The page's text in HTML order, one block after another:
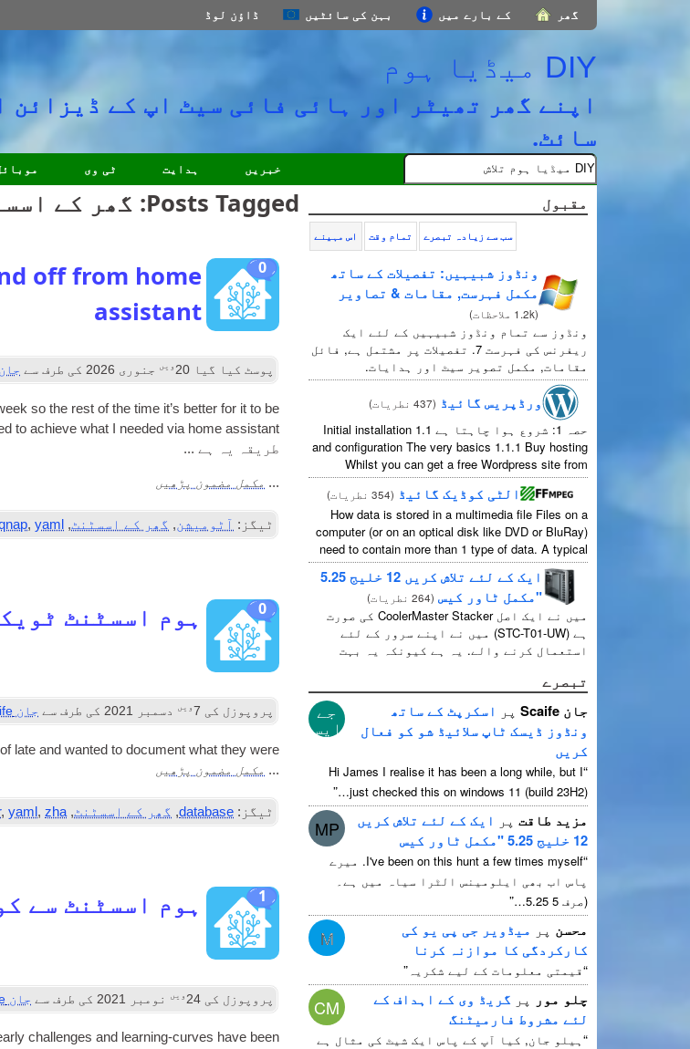
گھر کے بارے میں بہن کی سائٹیں ڈاؤن لوڈ
DIY میڈیا ہوم
اپنے گھر تھیٹر اور ہائی فائی سیٹ اپ کے
سائٹ.
ٹی وی ہدایت خبریں
Posts Tagged
: گھر کے
0
off from home
assistant
پوسٹ کیا گیا 20 ویں جنوری 2026 کی طرف سے جان Scaife
so the rest of the time it’s bet­ter for it to be
to achieve what I needed via home assist­ant
طریقہ یہ ہے ...
... مکمل مضمون پڑھیں
ٹیگز: آٹومیشن, گھر کے اسسٹنٹ,
,yaml
0 ہوم اسسٹنٹ
پروپوزل کی 7ویں دسمبر 2021 کی طرف سے جان Scaife
late and wanted to doc­u­ment what they were
... مکمل مضمون پڑھیں
ٹیگز: database
, گھر کے اسسٹنٹ,
,yaml ,zha
1 ہوم اسسٹنٹ سے
پروپوزل کی 24 ویں نومبر 2021 کی طرف سے جان Scaife
chal­lenges and learn­ing-curves have been
مقبول
اس مہینے تمام وقت سب سے زیادہ تبصرے
ونڈوز شبیہیں: تفصیلات کے ساتھ
مکمل فہرست, مقامات & تصاویر
(1.2k ملاحظات )
ونڈوز سے تمام ونڈوز شبیہیں کے لئے ایک
ریفرنس کی فہرست 7. تفصیلات پر مشتمل ہے, فائل
مقامات, مکمل تصویر سیٹ اور ہدایات.
ورڈپریس گائیڈ (437 نطریات )
حصہ 1: شروع ہوا چاہتا ہے 1.1
Initial installation
and configuration The very basics 1.1.1 Buy hosting
Whilst you can get a free Wordpress site from
wordpress.com,you lose some control and you
have to serve their
...
الٹی کوڈیک گائیڈ (354 نطریات )
How data is stored in a multimedia file Files on a
computer(or on an optical disk like DVD or BluRay)
need to contain more than 1 type of data. A typical
movie will include
...
ایک کے لئے تلاش کریں 12 خلیج 5.25
"مکمل ٹاور کیس (264 نطریات )
میں نے ایک اصل CoolerMaster Stacker کی صورت
ہے (STC-T01-UW) میں نے اپنے سرور کے لئے
استعمال کرنے والے. یہ ہے کیونکہ یہ بہت
سے یہ ہے بول 11 جیسا کے useable 1 ان میں سے ...
تبصرے
جے
ایس
جان Scaife پر اسکرپٹ کے ساتھ
ونڈوز ڈیسک ٹاپ سلائیڈ شو کو فعال
کریں
“
Hi James I realise it has been a long while, but I
just checked this on windows 11 (build 23H2)…
”
MP مزید طاقت پر ایک کے لئے تلاش کریں
12 خلیج 5.25 "مکمل ٹاور کیس
“
I've been on this hunt a few times myself. میرے
پاس اب بھی ایلومینس الٹرا سیاہ میں ہے۔
(صرف 5 5.25…
”
M محسن پر میڈویر جی پی یو کی
کارکردگی کا موازنہ کرنا
“قیمتی معلومات کے لیے شکریہ ”
CM چلو مور پر گریڈ وی کے اہداف کے
لئے مشروط فارمیٹنگ
“ ہیلو جان, کیا آپ کے پاس ایک شیٹ کی مثال ہے